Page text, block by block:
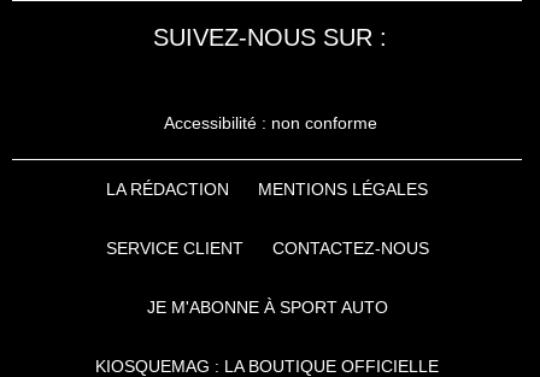
SUIVEZ-NOUS SUR :
Accessibilité : non conforme
LA RÉDACTION MENTIONS LÉGALES
SERVICE CLIENT CONTACTEZ-NOUS
JE M'ABONNE À SPORT AUTO
KIOSQUEMAG : LA BOUTIQUE OFFICIELLE